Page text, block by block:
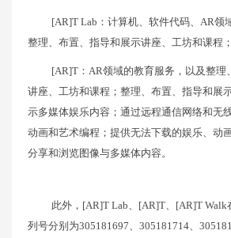
[AR]T Lab：计算机、软件代码、AR领
整理、布置、指导和展示讲座、工坊和课程；
[AR]T：AR领域的教育服务，以及整理
讲座、工坊和课程；整理、布置、指导和展
示多媒体娱乐内容；通过远程通信网络和无
动画和艺术编程；提供无法下载的娱乐、动
分享和浏览图像与多媒体内容。
此外，[AR]T Lab、[AR]T、[AR]T
列号分别为305181697、305181714、